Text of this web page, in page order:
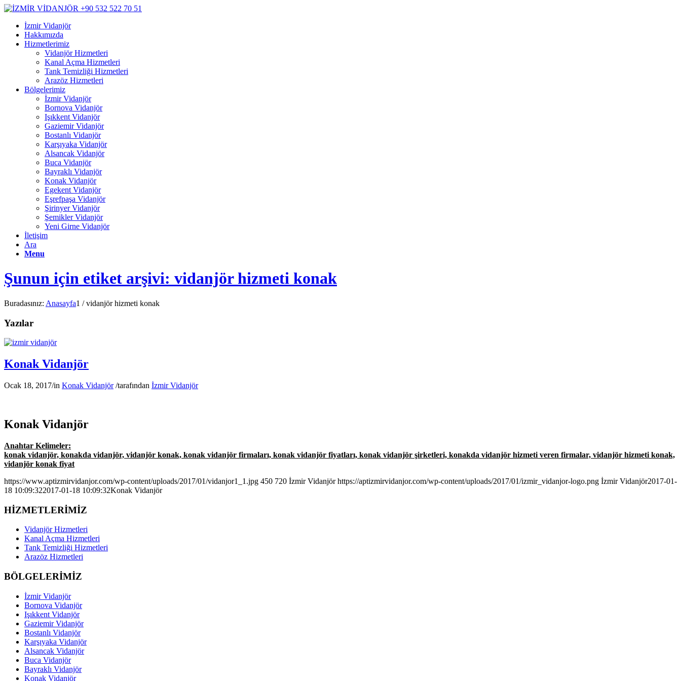
İzmir Vidanjör
Hakkımızda
Hizmetlerimiz
Vidanjör Hizmetleri
Kanal Açma Hizmetleri
Tank Temizliği Hizmetleri
Arazöz Hizmetleri
Bölgelerimiz
İzmir Vidanjör
Bornova Vidanjör
Işıkkent Vidanjör
Gaziemir Vidanjör
Bostanlı Vidanjör
Karşıyaka Vidanjör
Alsancak Vidanjör
Buca Vidanjör
Bayraklı Vidanjör
Konak Vidanjör
Egekent Vidanjör
Eşrefpaşa Vidanjör
Şirinyer Vidanjör
Şemikler Vidanjör
Yeni Girne Vidanjör
İletişim
Ara
Menu
Şunun için etiket arşivi: vidanjör hizmeti konak
Buradasınız: Anasayfa1 / vidanjör hizmeti konak
Yazılar
Konak Vidanjör
Ocak 18, 2017/in Konak Vidanjör /tarafından İzmir Vidanjör
Konak Vidanjör
Anahtar Kelimeler:
konak vidanjör, konakda vidanjör, vidanjör konak, konak vidanjör firmaları, konak vidanjör fiyatları, konak vidanjör şirketleri, konakda vidanjör hizmeti veren firmalar, vidanjör hizmeti konak,
vidanjör konak fiyat
https://www.aptizmirvidanjor.com/wp-content/uploads/2017/01/vidanjor1_1.jpg 450 720 İzmir Vidanjör https://aptizmirvidanjor.com/wp-content/uploads/2017/01/izmir_vidanjor-logo.png İzmir Vidanjör2017-01-
18 10:09:322017-01-18 10:09:32Konak Vidanjör
HİZMETLERİMİZ
Vidanjör Hizmetleri
Kanal Açma Hizmetleri
Tank Temizliği Hizmetleri
Arazöz Hizmetleri
BÖLGELERİMİZ
İzmir Vidanjör
Bornova Vidanjör
Işıkkent Vidanjör
Gaziemir Vidanjör
Bostanlı Vidanjör
Karşıyaka Vidanjör
Alsancak Vidanjör
Buca Vidanjör
Bayraklı Vidanjör
Konak Vidanjör